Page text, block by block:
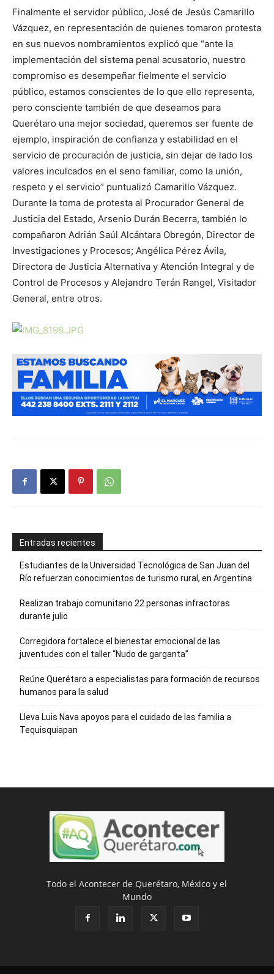
Finalmente el servidor público, José de Jesús Camarillo
Vázquez, en representación de quienes tomaron protesta
en sus nuevos nombramientos explicó que “ante la
implementación del sistema penal acusatorio, nuestro
compromiso es desempeñar fielmente el servicio
público, estamos conscientes de lo que ello representa,
pero consciente también de que deseamos para
Querétaro una mejor sociedad, queremos ser fuente de
ejemplo, inspiración de confianza y estabilidad en el
servicio de procuración de justicia, sin dejar de lado los
valores inculcados en el seno familiar, como la unión,
respeto y el servicio” puntualizó Camarillo Vázquez.
Durante la toma de protesta al Procurador General de
Justicia del Estado, Arsenio Durán Becerra, también lo
compañaron Adrián Saúl Alcántara Obregón, Director de
Investigaciones y Procesos; Angélica Pérez Ávila,
Directora de Justicia Alternativa y Atención Integral y de
Control de Procesos y Alejandro Terán Rangel, Visitador
General, entre otros.
Entradas recientes
Estudiantes de la Universidad Tecnológica de San Juan del
Río refuerzan conocimientos de turismo rural, en Argentina
Realizan trabajo comunitario 22 personas infractoras
durante julio
Corregidora fortalece el bienestar emocional de las
juventudes con el taller ‘‘Nudo de garganta’’
Reúne Querétaro a especialistas para formación de recursos
humanos para la salud
Lleva Luis Nava apoyos para el cuidado de las familia a
Tequisquiapan
Todo el Acontecer de Querétaro, México y el
Mundo